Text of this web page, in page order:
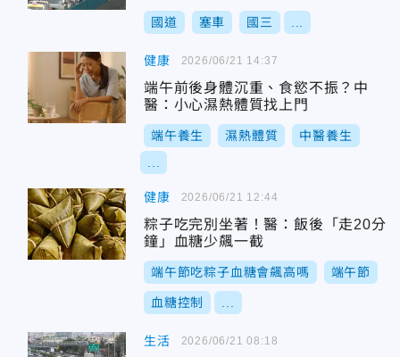
國道 塞車 國三
健康
端午前後身體沉重、食慾不振？中
醫：小心濕熱體質找上門
端午養生 濕熱體質 中醫養生
2026/06/21 14:37
健康
粽子吃完別坐著！醫：飯後「走20分
鐘」血糖少飆一截
端午節吃粽子血糖會飆高嗎 端午節
血糖控制
2026/06/21 12:44
生活 2026/06/21 08:18